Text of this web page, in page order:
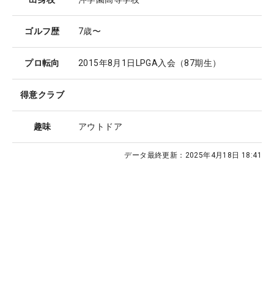
ゴルフ歴 7歳〜
プロ転向 2015年8月1日LPGA入会（87期生）
得意クラブ
趣味 アウトドア
データ最終更新： 2025年4月18日 18:41